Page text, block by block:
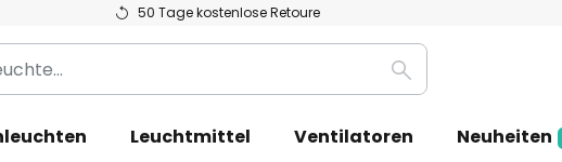
50 Tage kostenlose Retoure
Suche
Leuchtmittel Ventilatoren Neuheiten